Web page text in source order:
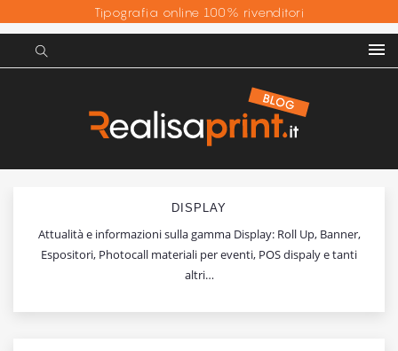
Tipografia online 100% rivenditori
DISPLAY
Attualità e informazioni sulla gamma Display: Roll Up, Banner,
Espositori, Photocall materiali per eventi, POS dispaly e tanti
altri…